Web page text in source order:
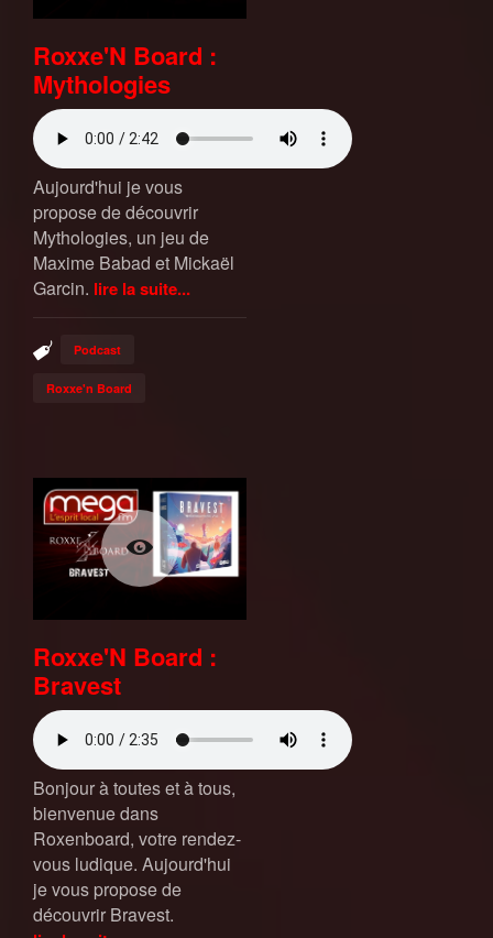
Roxxe'N Board :
Mythologies
Aujourd'hui je vous
propose de découvrir
Mythologies, un jeu de
Maxime Babad et Mickaël
Garcin. lire la suite...
Podcast
Roxxe'n Board
Roxxe'N Board :
Bravest
Bonjour à toutes et à tous,
bienvenue dans
Roxenboard, votre rendez-
vous ludique. Aujourd'hui
je vous propose de
découvrir Bravest.